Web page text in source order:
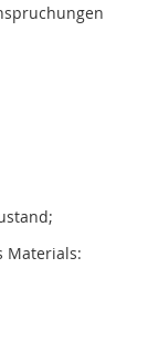
Materials: